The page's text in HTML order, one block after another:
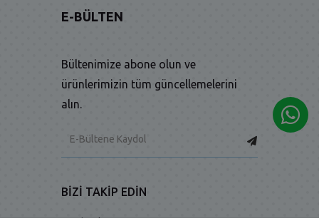
E-BÜLTEN
Bültenimize abone olun ve
ürünlerimizin tüm güncellemelerini
alın.
BIZI TAKIP EDIN